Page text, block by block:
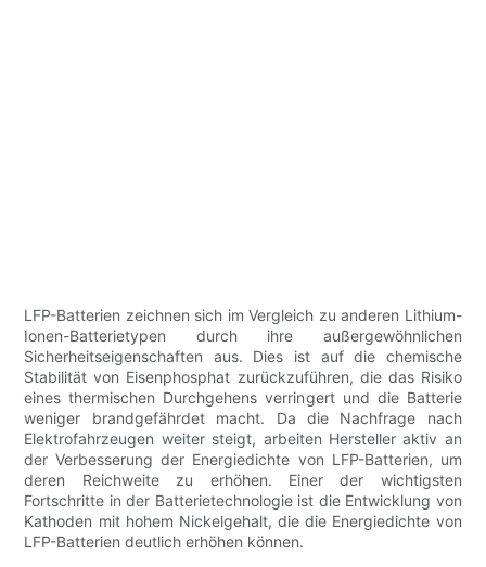
LFP-Batterien zeichnen sich im Vergleich zu anderen Lithium-
Ionen-Batterietypen durch ihre außergewöhnlichen
Sicherheitseigenschaften aus. Dies ist auf die chemische
Stabilität von Eisenphosphat zurückzuführen, die das Risiko
eines thermischen Durchgehens verringert und die Batterie
weniger brandgefährdet macht. Da die Nachfrage nach
Elektrofahrzeugen weiter steigt, arbeiten Hersteller aktiv an
der Verbesserung der Energiedichte von LFP-Batterien, um
deren Reichweite zu erhöhen. Einer der wichtigsten
Fortschritte in der Batterietechnologie ist die Entwicklung von
Kathoden mit hohem Nickelgehalt, die die Energiedichte von
LFP-Batterien deutlich erhöhen können.